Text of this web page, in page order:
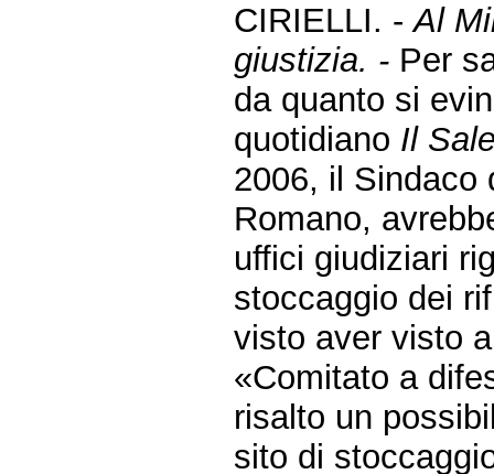
CIRIELLI. -Al
giustizia. - Per
da quanto si
quotidiano Il
2006, il Sindaco
Romano,
uffici giudiziari
stoccaggio dei
visto aver visto
«Comitato a
risalto un
sito di